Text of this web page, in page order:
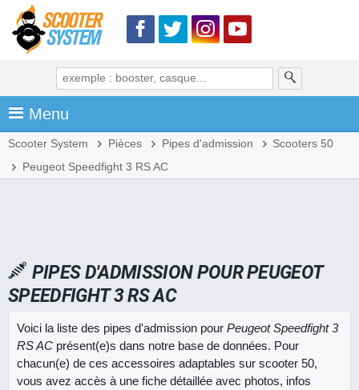
Menu
Scooter System Pièces Pipes d'admission
Scooters 50
Peugeot Speedfight 3 RS AC
PIPES D'ADMISSION POUR PEUGEOT
SPEEDFIGHT 3 RS AC
Voici la liste des pipes d'admission pour Peugeot Speedfight 3
RS AC présent(e)s dans notre base de données. Pour
chacun(e) de ces accessoires adaptables sur scooter 50,
vous avez accès à une fiche détaillée avec photos, infos